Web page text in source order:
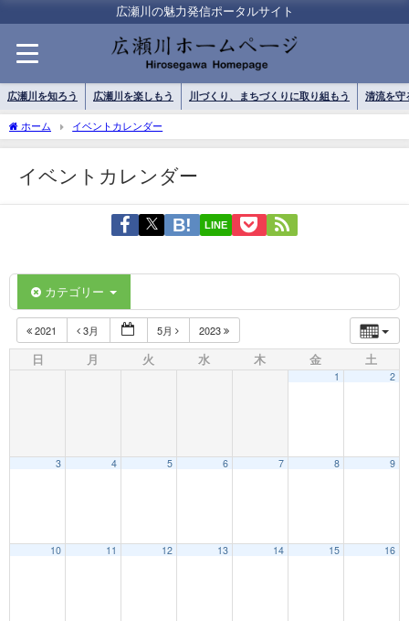
広瀬川の魅力発信ポータルサイト
広瀬川を知ろう 広瀬川を楽しもう 川づくり、まちづくりに取り組もう 清流を守
ホーム イベントカレンダー
イベントカレンダー
LINE
カテゴリー
2021 3月 5月 2023
日 月 火 水 木 金 土
1 2
3 4 5 6 7 8 9
10 11 12 13 14 15 16